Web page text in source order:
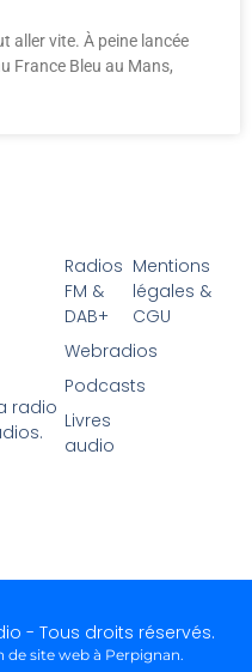
aller vite. À peine lancée
France Bleu au Mans,
radio
Radios
FM &
DAB+
Webradios
Podcasts
Livres
audio
Mentions
légales &
CGU
- Tous droits réservés.
de site web à Perpignan.